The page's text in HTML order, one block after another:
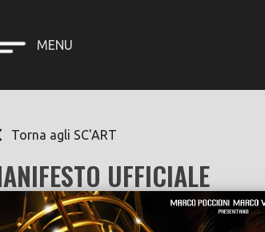
MENU
Torna agli SC'ART
UFFICIALE